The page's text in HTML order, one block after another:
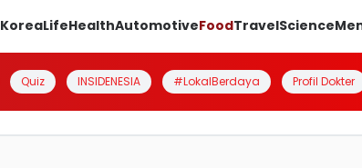
KoreaLifeHealthAutomotiveFoodTravelScience
Quiz INSIDENESIA #LokalBerdaya Profil Dokter